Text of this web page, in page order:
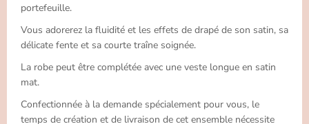
portefeuille.
Vous adorerez la fluidité et les effets de drapé de son satin, sa
délicate fente et sa courte traîne soignée.
La robe peut être complétée avec une veste longue en satin
mat.
Confectionnée à la demande spécialement pour vous, le
temps de création et de livraison de cet ensemble nécessite